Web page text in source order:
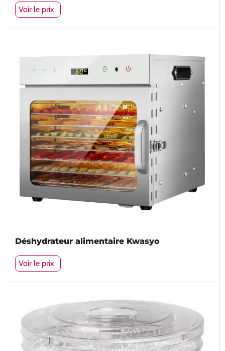
Voir le prix
Déshydrateur alimentaire Kwasyo
Voir le prix